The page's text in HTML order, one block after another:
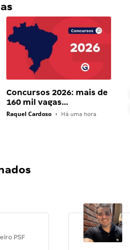
Concursos 2026: mais de
160 mil vagas…
Raquel Cardoso • Há uma hora
PSF